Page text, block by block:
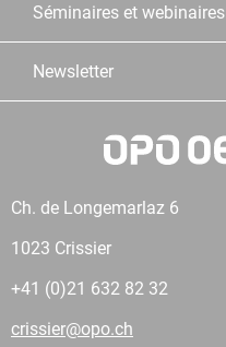
Séminaires et webinaires
Newsletter
Ch. de Longemarlaz 6
1023 Crissier
+41 (0)21 632 82 32
crissier@opo.ch